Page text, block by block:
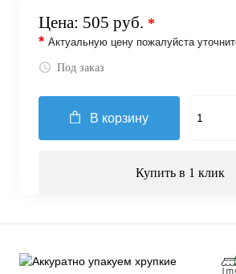
Цена: 505 руб. *
* Актуальную цену пожалуйста
Под заказ
В корзину
Купить в 1 клик